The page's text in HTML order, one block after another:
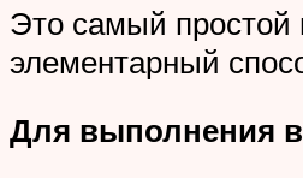
Это самый простой
элементарный
Для выполнения